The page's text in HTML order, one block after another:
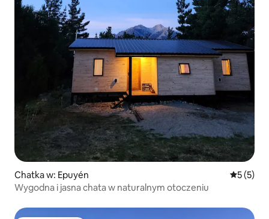
Chatka w: Epuyén Średnia
5 (5)
Wygodna i jasna chata w naturalnym otoczeniu